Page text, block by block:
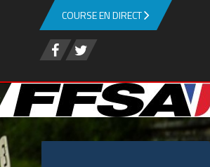
COURSE EN DIRECT